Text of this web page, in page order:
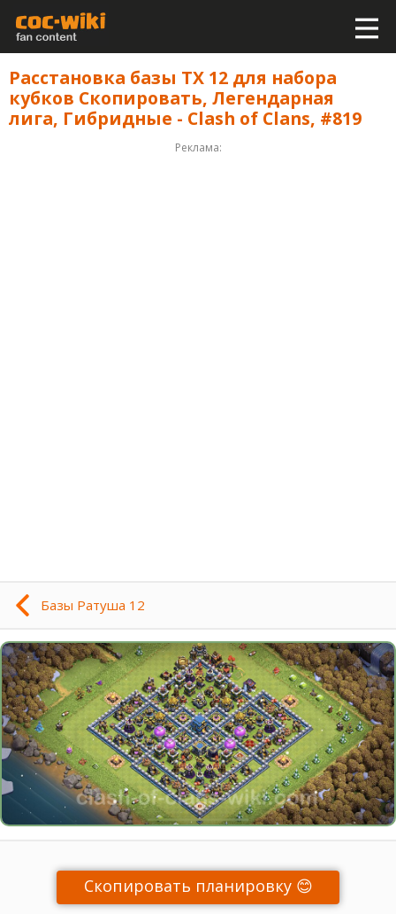
Расстановка базы ТХ 12 для набора
кубков Скопировать, Легендарная
лига, Гибридные - Clash of Clans, #819
Реклама:
Базы Ратуша 12
Скопировать планировку 😊